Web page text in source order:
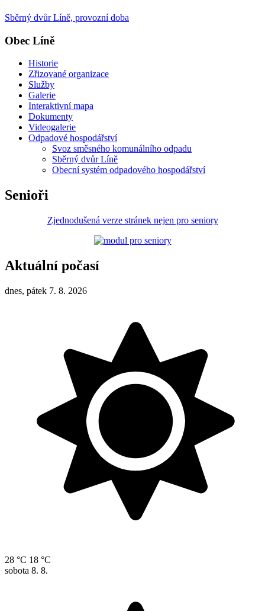
Sběrný dvůr Líně, provozní doba
Obec Líně
Historie
Zřizované organizace
Služby
Galerie
Interaktivní mapa
Dokumenty
Videogalerie
Odpadové hospodářství
Svoz směsného komunálního odpadu
Sběrný dvůr Líně
Obecní systém odpadového hospodářství
Senioři
Zjednodušená verze stránek nejen pro seniory
Aktuální počasí
dnes, pátek 7. 8. 2026
28 °C 18 °C
sobota 8. 8.